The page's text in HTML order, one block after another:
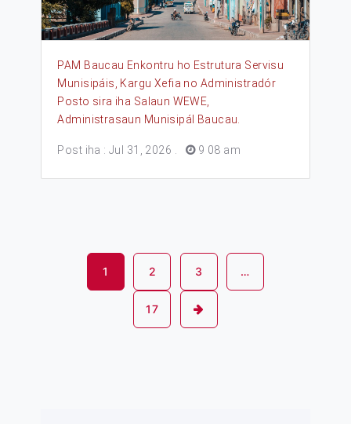
PAM Baucau Enkontru ho Estrutura Servisu
Munisipáis, Kargu Xefia no Administradór
Posto sira iha Salaun WEWE,
Administrasaun Munisipál Baucau.
Post iha : Jul 31, 2026 9 08 am
1 2 3 …
17